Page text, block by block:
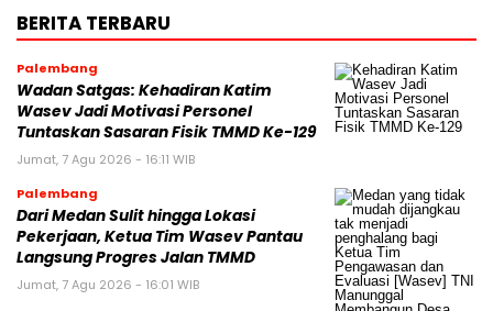
BERITA TERBARU
Palembang
Wadan Satgas: Kehadiran Katim
Wasev Jadi Motivasi Personel
Tuntaskan Sasaran Fisik TMMD Ke-129
Jumat, 7 Agu 2026 - 16:11 WIB
Palembang
Dari Medan Sulit hingga Lokasi
Pekerjaan, Ketua Tim Wasev Pantau
Langsung Progres Jalan TMMD
Jumat, 7 Agu 2026 - 16:01 WIB